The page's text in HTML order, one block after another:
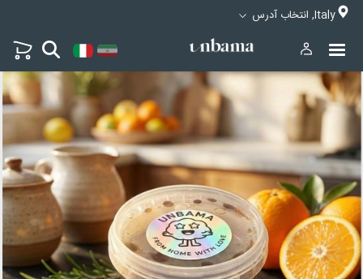
Italy, انتخاب آدرس